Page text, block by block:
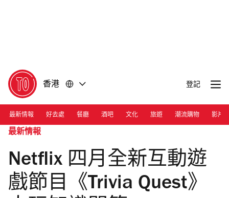
香港 登記
最新情報 好去處 餐廳 酒吧 文化 旅遊 潮流購物 影片
最新情報
Netflix 四月全新互動遊
戲節目《Trivia Quest》